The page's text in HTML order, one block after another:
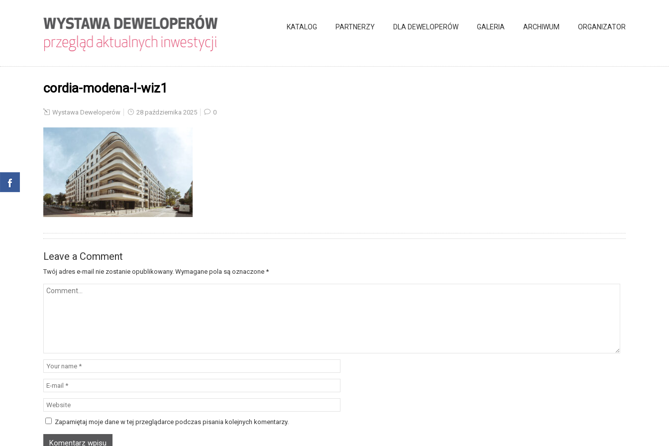
KATALOG PARTNERZY DLA DEWELOPERÓW GALERIA ARCHIWUM ORGANIZATOR
cordia-modena-I-wiz1
Wystawa Deweloperów 28 października 2025 0
Leave a Comment
Twój adres e-mail nie zostanie opublikowany. Wymagane pola są oznaczone *
Zapamiętaj moje dane w tej przeglądarce podczas pisania kolejnych komentarzy.